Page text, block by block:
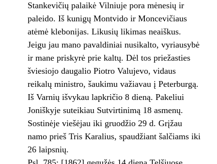
Stankevičių palaikė Vilniuje pora mėnesių ir
paleido. Iš kunigų Montvido ir Moncevičiaus
atėmė klebonijas. Likusių likimas neaiškus.
Jeigu jau mano pavaldiniai nusikalto, vyriausybė
ir mane priskyrė prie kaltų. Dėl tos priežasties
šviesiojo daugalio Piotro Valujevo, vidaus
reikalų ministro, šaukimu važiavau į Peterburgą.
Iš Varnių išvykau lapkričio 8 dieną. Pakeliui
Joniškyje suteikiau Sutvirtinimą 18 asmenų.
Sostinėje viešėjau iki gruodžio 29 d. Grįžau
namo prieš Tris Karalius, spaudžiant šalčiams iki
26 laipsnių.